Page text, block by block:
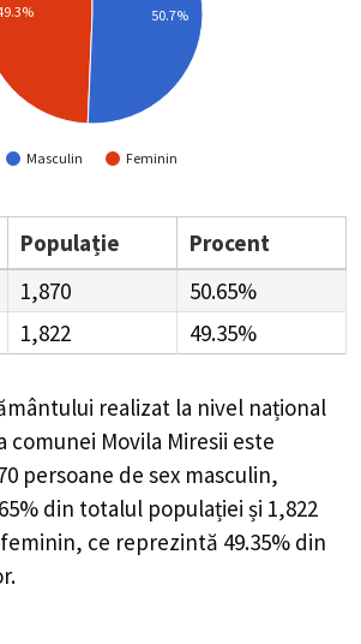
Masculin Feminin
50.7%
Populație
Procent
1,870
50.65%
1,822 49.35%
realizat la nivel național
comunei Movila Miresii este
persoane de sex masculin,
din totalul populației și 1,822
ce reprezintă 49.35% din